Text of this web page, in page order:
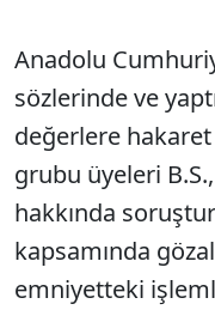
Anadolu
sözlerinde ve
değerlere
grubu üyeleri B.S.,
hakkında
kapsamında
emniyetteki